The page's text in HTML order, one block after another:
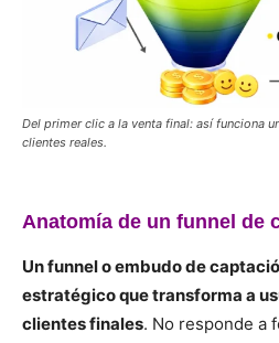
Del primer clic a la venta final: así funciona
clientes reales.
Anatomía de un funnel de
Un funnel o embudo de
estratégico que transforma a
clientes finales. No responde a